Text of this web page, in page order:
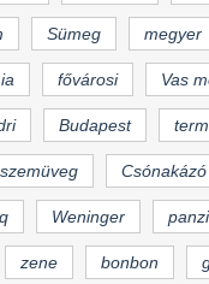
Sümeg megyer
fővárosi Vas
Budapest
szemüveg
Weninger
zene bonbon